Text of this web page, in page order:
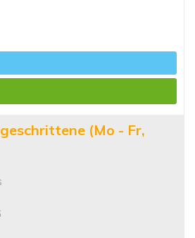
(Mo - Fr,